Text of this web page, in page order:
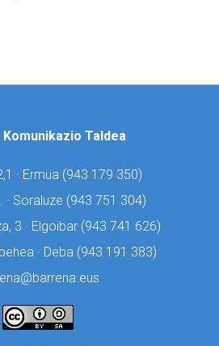
Taldea
· Ermua (943 179 350)
· Soraluze (943 751 304)
3 · Elgoibar (943 741 626)
· Deba (943 191 383)